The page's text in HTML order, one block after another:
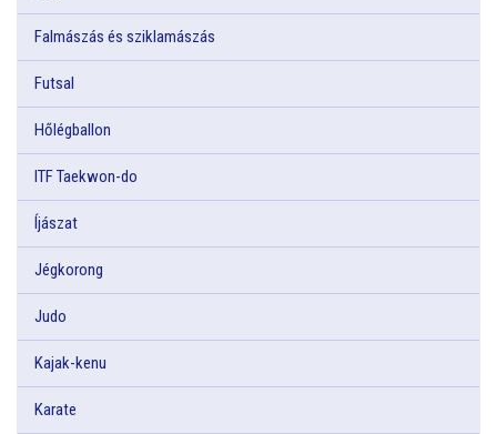
Falmászás és sziklamászás
Futsal
Hőlégballon
ITF Taekwon-do
Íjászat
Jégkorong
Judo
Kajak-kenu
Karate